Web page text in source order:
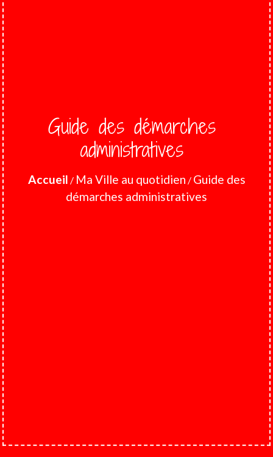
Guide des démarches
administratives
Accueil / Ma Ville au quotidien / Guide des
démarches administratives